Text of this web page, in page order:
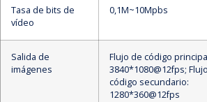
Tasa de bits de
vídeo
0,1M~10Mpbs
Salida de
imágenes
Flujo de código
3840*1080@12fps;
código secundario:
1280*360@12fps